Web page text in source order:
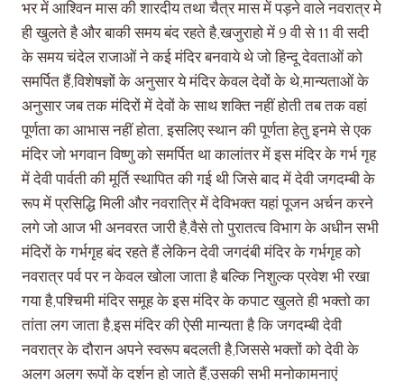
भर में आश्विन मास की शारदीय तथा चैत्र मास में पड़ने वाले नवरात्र मे
ही खुलते है और बाकी समय बंद रहते है,खजुराहो में 9 वी से 11 वी सदी
के समय चंदेल राजाओं ने कई मंदिर बनवाये थे जो हिन्दू देवताओं को
समर्पित हैं,विशेषज्ञों के अनुसार ये मंदिर केवल देवों के थे,मान्यताओं के
अनुसार जब तक मंदिरों में देवों के साथ शक्ति नहीं होती तब तक वहां
पूर्णता का आभास नहीं होता, इसलिए स्थान की पूर्णता हेतु इनमे से एक
मंदिर जो भगवान विष्णु को समर्पित था कालांतर में इस मंदिर के गर्भ गृह
में देवी पार्वती की मूर्ति स्थापित की गई थी जिसे बाद में देवी जगदम्बी के
रूप में प्रसिद्धि मिली और नवरात्रि में देविभक्त यहां पूजन अर्चन करने
लगे जो आज भी अनवरत जारी है,वैसे तो पुरातत्व विभाग के अधीन सभी
मंदिरों के गर्भगृह बंद रहते हैं लेकिन देवी जगदंबी मंदिर के गर्भगृह को
नवरात्र पर्व पर न केवल खोला जाता है बल्कि निशुल्क प्रवेश भी रखा
गया है,पश्चिमी मंदिर समूह के इस मंदिर के कपाट खुलते ही भक्तो का
तांता लग जाता है,इस मंदिर की ऐसी मान्यता है कि जगदम्बी देवी
नवरात्र के दौरान अपने स्वरूप बदलती है,जिससे भक्तों को देवी के
अलग अलग रूपों के दर्शन हो जाते हैं,उसकी सभी मनोकामनाएं